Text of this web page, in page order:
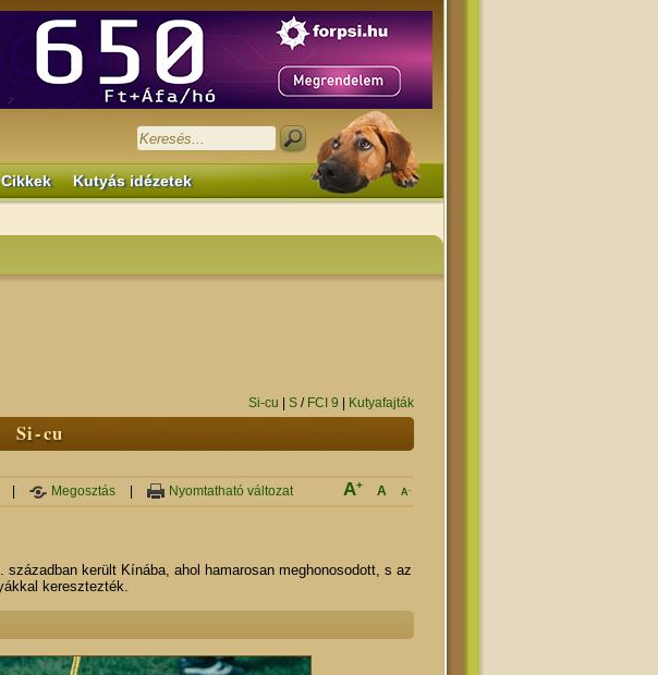
Cikkek Kutyás idézetek
Si-cu S / FCI 9 Kutyafajták
Si-cu
Megosztás Nyomtatható változat A+ A A-
került Kínába, ahol hamarosan meghonosodott, s az
keresztezték.